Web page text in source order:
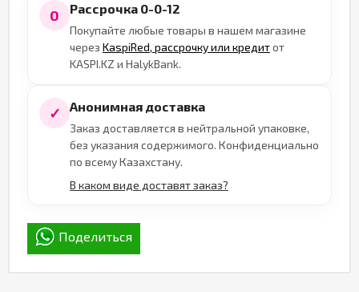
0 Рассрочка 0-0-12
Покупайте любые товары в нашем магазине
через KaspiRed, рассрочку или кредитот
KASPI.KZ и HalykBank.
✓ Анонимная доставка
Заказ доставляется в нейтральной упаковке,
без указания содержимого. Конфиденциально
по всему Казахстану.
В каком виде доставят заказ?
Поделиться